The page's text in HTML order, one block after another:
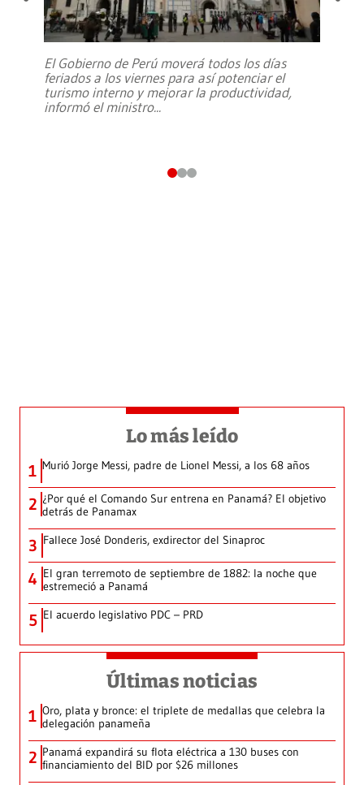
El Gobierno de Perú moverá todos los días
feriados a los viernes para así potenciar el
turismo interno y mejorar la productividad,
informó el ministro...
Lo más leído
1 Murió Jorge Messi, padre de Lionel Messi, a los 68 años
2 ¿Por qué el Comando Sur entrena en Panamá? El objetivo
detrás de Panamax
3 Fallece José Donderis, exdirector del Sinaproc
4 El gran terremoto de septiembre de 1882: la noche que
estremeció a Panamá
5 El acuerdo legislativo PDC – PRD
Últimas noticias
1 Oro, plata y bronce: el triplete de medallas que celebra la
delegación panameña
2 Panamá expandirá su flota eléctrica a 130 buses con
financiamiento del BID por $26 millones